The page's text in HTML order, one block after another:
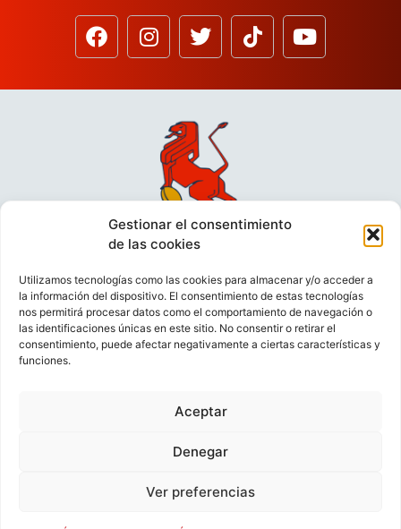
Gestionar el consentimiento
de las cookies
Utilizamos tecnologías como las cookies para almacenar y/o acceder a
la información del dispositivo. El consentimiento de estas tecnologías
nos permitirá procesar datos como el comportamiento de navegación o
las identificaciones únicas en este sitio. No consentir o retirar el
consentimiento, puede afectar negativamente a ciertas características y
funciones.
Aceptar
Denegar
Ver preferencias
VIDEOCONFERENCIAS
POLÍTICA DE PRIVACIDAD
CONTACTO
© FEDERACIÓN ESPAÑOLA DE RUGBY 2023.